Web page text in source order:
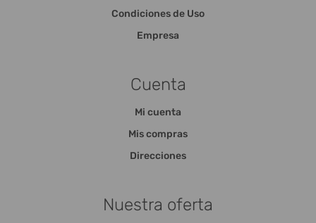
Condiciones de Uso
Empresa
Cuenta
Mi cuenta
Mis compras
Direcciones
Nuestra oferta